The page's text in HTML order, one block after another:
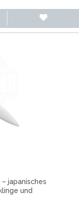
japanisches
und